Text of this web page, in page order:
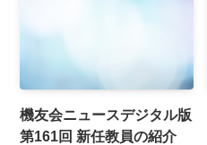
機友会ニュースデジタル版
第161回 新任教員の紹介